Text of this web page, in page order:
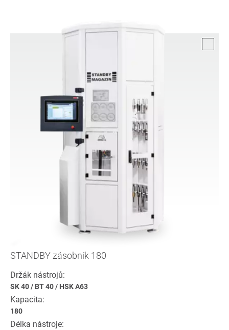
STANDBY zásobník 180
Držák nástrojů:
SK 40/ BT 40/ HSK A63
Kapacita:
180
Délka nástroje: